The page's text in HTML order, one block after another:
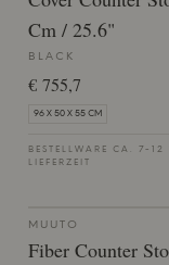
Cm / 25.6"
BLACK
€ 755,7
96 X 50 X 55 CM
BESTELLWARE CA. 7-12
LIEFERZEIT
MUUTO
Fiber Counter